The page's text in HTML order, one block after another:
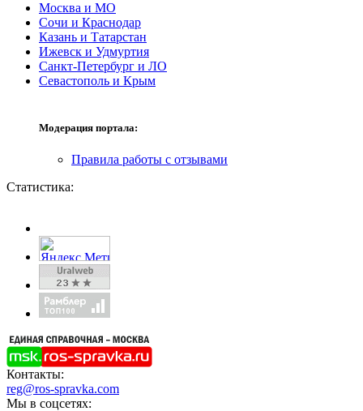
Москва и МО
Сочи и Краснодар
Казань и Татарстан
Ижевск и Удмуртия
Санкт-Петербург и ЛО
Севастополь и Крым
Модерация портала:
Правила работы с отзывами
Статистика:
Контакты:
reg@ros-spravka.com
Мы в соцсетях: